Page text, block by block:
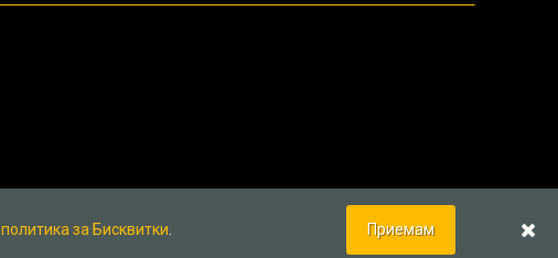
политика за Бисквитки Приемам